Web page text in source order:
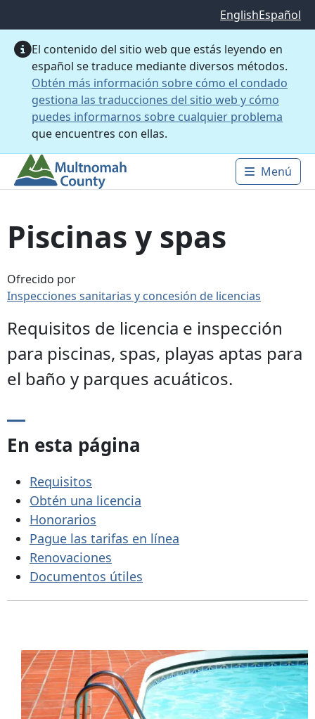
EnglishEspañol
El contenido del sitio web que estás leyendo en
español se traduce mediante diversos métodos.
Obtén más información sobre cómo el condado
gestiona las traducciones del sitio web y cómo
puedes informarnos sobre cualquier problema
que encuentres con ellas.
Main
Menú
Piscinas y spas
Ofrecido por
Inspecciones sanitarias y concesión de licencias
Requisitos de licencia e inspección
para piscinas, spas, playas aptas para
el baño y parques acuáticos.
En esta página
Requisitos
Obtén una licencia
Honorarios
Pague las tarifas en línea
Renovaciones
Documentos útiles